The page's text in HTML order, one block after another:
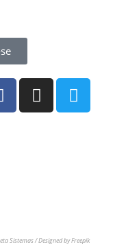
Sistemas /Designed by Freepik